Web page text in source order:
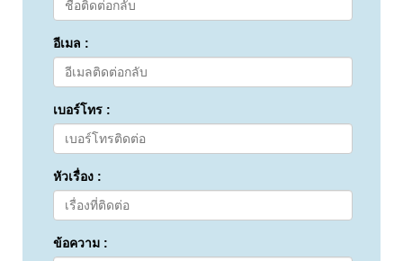
อีเมล :
เบอร์โทร :
หัวเรื่อง :
ข้อความ :